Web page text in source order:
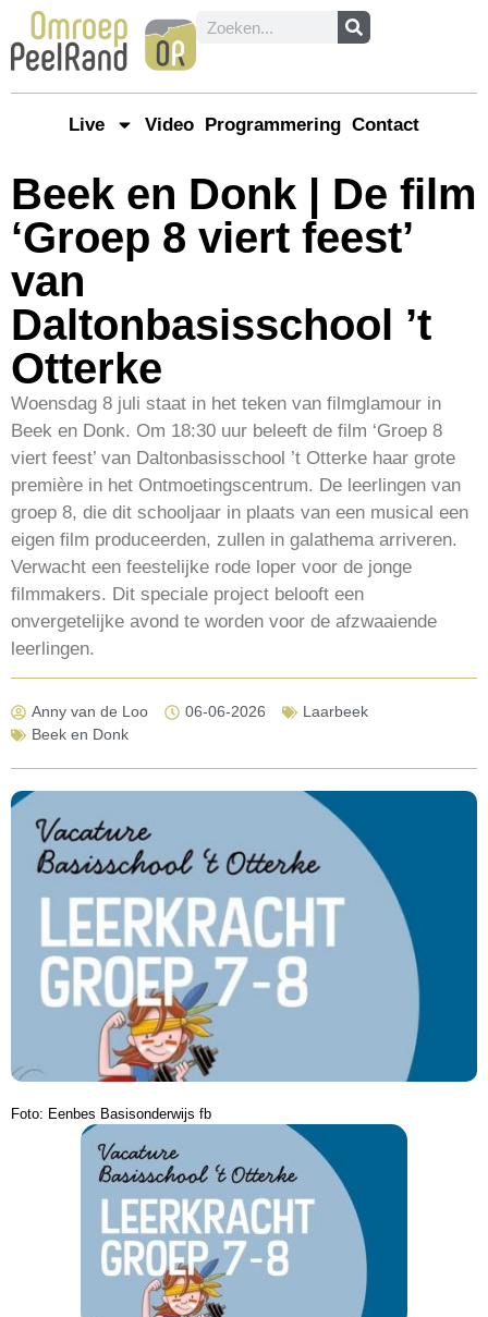
Live Video Programmering Contact
Beek en Donk | De film
‘Groep 8 viert feest’
van
Daltonbasisschool ’t
Otterke
Woensdag 8 juli staat in het teken van filmglamour in
Beek en Donk. Om 18:30 uur beleeft de film ‘Groep 8
viert feest’ van Daltonbasisschool ’t Otterke haar grote
première in het Ontmoetingscentrum. De leerlingen van
groep 8, die dit schooljaar in plaats van een musical een
eigen film produceerden, zullen in galathema arriveren.
Verwacht een feestelijke rode loper voor de jonge
filmmakers. Dit speciale project belooft een
onvergetelijke avond te worden voor de afzwaaiende
leerlingen.
Anny van de Loo 06-06-2026
Laarbeek
Beek en Donk
Foto: Eenbes Basisonderwijs fb